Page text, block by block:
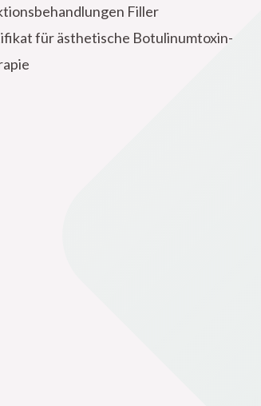
Filler
für ästhetische Botulinumtoxin-